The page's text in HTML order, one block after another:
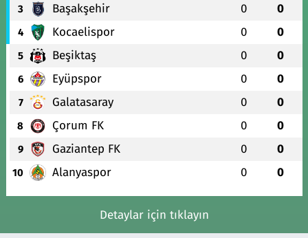
3 Başakşehir 0 0
4 Kocaelispor 0 0
5 Beşiktaş 0 0
6 Eyüpspor 0 0
7 Galatasaray 0 0
8 Çorum FK 0 0
9 Gaziantep FK 0 0
10 Alanyaspor 0 0
Detaylar için tıklayın